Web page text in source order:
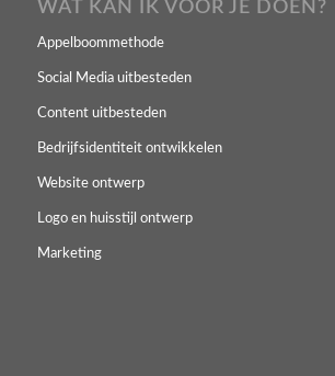
WAT KAN IK VOOR JE DOEN?
Appelboommethode
Social Media uitbesteden
Content uitbesteden
Bedrijfsidentiteit ontwikkelen
Website ontwerp
Logo en huisstijl ontwerp
Marketing